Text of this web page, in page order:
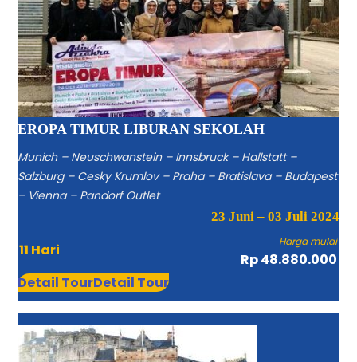
EROPA TIMUR LIBURAN SEKOLAH
Munich – Neuschwanstein – Innsbruck – Hallstatt –
Salzburg – Cesky Krumlov – Praha – Bratislava – Budapest
– Vienna – Pandorf Outlet
23 Juni – 03 Juli 2024
11 Hari Harga mulai
Rp 48.880.000
Detail TourDetail Tour